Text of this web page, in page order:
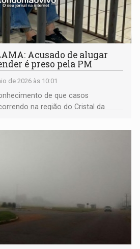
Acusado de alugar
é preso pela PM
de 2026 às 10:01
de que casos
na região do Cristal da